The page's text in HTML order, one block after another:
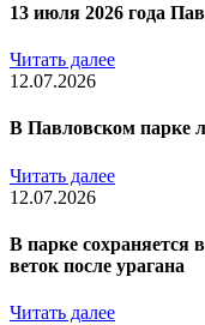
13 июля 2026 года
Читать далее
12.07.2026
В Павловском парке
Читать далее
12.07.2026
В парке сохраняется
веток после урагана
Читать далее